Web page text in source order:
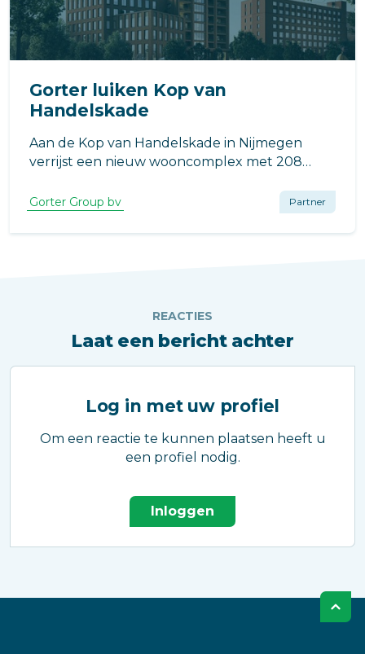
Gorter luiken Kop van
Handelskade
Aan de Kop van Handelskade in Nijmegen
verrijst een nieuw wooncomplex met 208
Vastgoedontwikkeling B.V. en ontworpen door
Gorter Group bv Partner
REACTIES
Laat een bericht achter
Log in met uw profiel
Om een reactie te kunnen plaatsen heeft u
een profiel nodig.
Inloggen